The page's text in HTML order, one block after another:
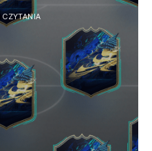
CZYTANIA